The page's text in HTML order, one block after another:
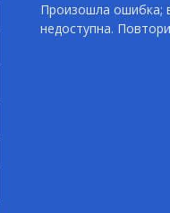
Произошла ошибка;
недоступна.